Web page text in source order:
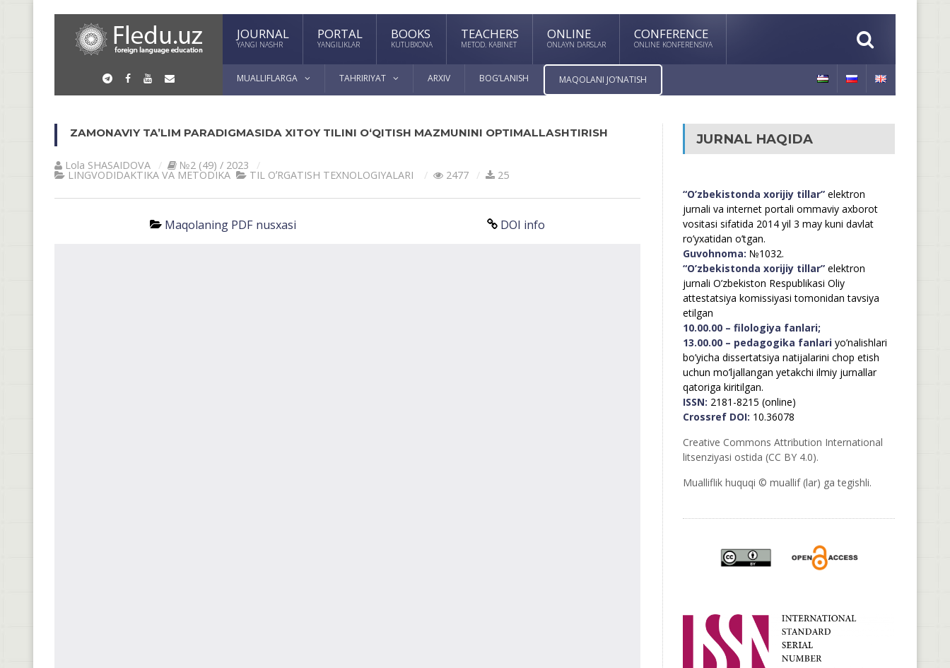
JOURNAL
YANGI NASHR
PORTAL
YANGILIKLAR
BOOKS
KUTUBXONA
TEACHERS
METOD. KABINET
ONLINE
ONLAYN DARSLAR
CONFERENCE
ONLINE KONFERENSIYA
MUALLIFLARGA TAHRIRIYAT ARXIV BOG’LANISH MAQOLANI JO’NATISH
ZAMONAVIY TA’LIM PARADIGMASIDA XITOY TILINI O‘QITISH MAZMUNINI OPTIMALLASHTIRISH
Lola SHASAIDOVA №2 (49) / 2023
LINGVODIDАKTIKА VА METODIKА TIL OʼRGАTISH TEXNOLOGIYALАRI 2477 25
Maqolaning PDF nusxasi DOI info
JURNAL HAQIDA
“O’zbekistonda xorijiy tillar”elektron
jurnali va internet portali ommaviy axborot
vositasi sifatida 2014 yil 3 may kuni davlat
ro’yxatidan o’tgan.
Guvohnoma: №1032.
“O’zbekistonda xorijiy tillar”elektron
jurnali O’zbekiston Respublikasi Oliy
attestatsiya komissiyasi tomonidan tavsiya
etilgan
10.00.00 – filologiya fanlari;
13.00.00 – pedagogika fanlariyo’nalishlari
bo’yicha dissertatsiya natijalarini chop etish
uchun mo’ljallangan yetakchi ilmiy jurnallar
qatoriga kiritilgan.
ISSN: 2181-8215 (online)
Crossref DOI: 10.36078
Creative Commons Attribution International
litsenziyasi ostida (CC BY 4.0).
Mualliflik huquqi © muallif (lar) ga tegishli.